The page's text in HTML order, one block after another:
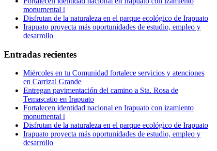
monumental l
Disfrutan de la naturaleza en el parque ecológico de Irapuato
Irapuato proyecta más oportunidades de estudio, empleo y
desarrollo
Entradas recientes
Miércoles en tu Comunidad fortalece servicios y atenciones
en Carrizal Grande
Entregan pavimentación del camino a Sta. Rosa de
Temascatio en Irapuato
Fortalecen identidad nacional en Irapuato con izamiento
monumental l
Disfrutan de la naturaleza en el parque ecológico de Irapuato
Irapuato proyecta más oportunidades de estudio, empleo y
desarrollo